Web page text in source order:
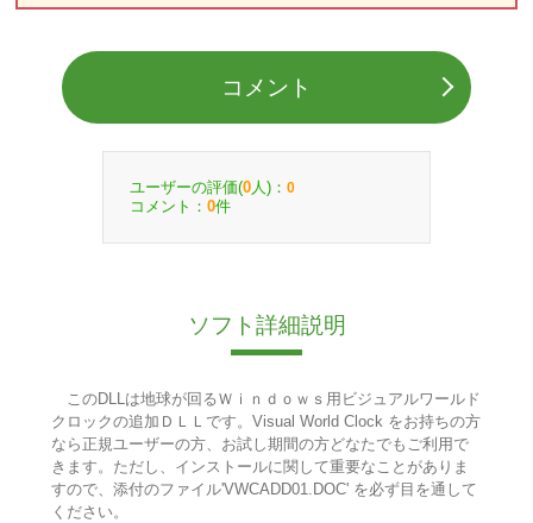
コメント
ユーザーの評価(0 人)： 0
コメント： 0件
ソフト詳細説明
このDLLは地球が回るＷｉｎｄｏｗｓ用ビジュアルワールド
クロックの追加ＤＬＬです。Visual World Clock をお持ちの方
なら正規ユーザーの方、お試し期間の方どなたでもご利用で
きます。ただし、インストールに関して重要なことがありま
すので、添付のファイル'VWCADD01.DOC' を必ず目を通して
ください。